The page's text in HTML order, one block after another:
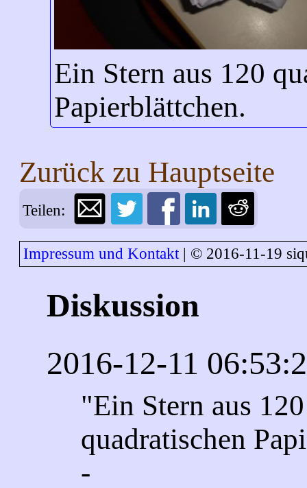
Ein Stern aus 120
Papierblättchen.
Zurück zu Hauptseite
Teilen:
Impressum und Kontakt | © 2016-11-19
Diskussion
2016-12-11
"Ein Stern aus 120
quadratischen
-